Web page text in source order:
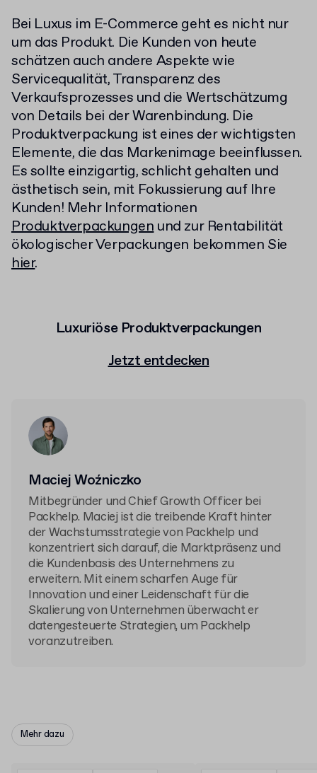
Bei Luxus im E-Commerce geht es nicht nur
um das Produkt. Die Kunden von heute
schätzen auch andere Aspekte wie
Servicequalität, Transparenz des
Verkaufsprozesses und die Wertschätzumg
von Details bei der Warenbindung. Die
Produktverpackung ist eines der wichtigsten
Elemente, die das Markenimage beeinflussen.
Es sollte einzigartig, schlicht gehalten und
ästhetisch sein, mit Fokussierung auf Ihre
Kunden! Mehr Informationen
Produktverpackungenund zur Rentabilität
ökologischer Verpackungen bekommen Sie
hier.
Luxuriöse Produktverpackungen
Jetzt entdecken
Maciej Woźniczko
Mitbegründer und Chief Growth Officer bei
Packhelp. Maciej ist die treibende Kraft hinter
der Wachstumsstrategie von Packhelp und
konzentriert sich darauf, die Marktpräsenz und
die Kundenbasis des Unternehmens zu
erweitern. Mit einem scharfen Auge für
Innovation und einer Leidenschaft für die
Skalierung von Unternehmen überwacht er
datengesteuerte Strategien, um Packhelp
voranzutreiben.
Mehr dazu